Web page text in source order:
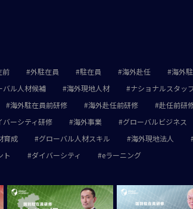
前 外駐在員 駐在員 海外赴任 海外
バル人材候補 海外現地人材 ナショナルスタッ
海外駐在員前研修 海外赴任前研修 赴任前研
バーシティ研修 海外事業 グローバルビジネス
育成 グローバル人材スキル 海外現地法人
ト ダイバーシティ eラーニング